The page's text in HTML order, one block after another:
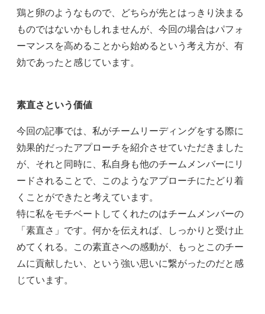
鶏と卵のようなもので、どちらが先とはっきり決まる
ものではないかもしれませんが、今回の場合はパフォ
ーマンスを高めることから始めるという考え方が、有
効であったと感じています。
素直さという価値
今回の記事では、私がチームリーディングをする際に
効果的だったアプローチを紹介させていただきました
が、それと同時に、私自身も他のチームメンバーにリ
ードされることで、このようなアプローチにたどり着
くことができたと考えています。
特に私をモチベートしてくれたのはチームメンバーの
「素直さ」です。何かを伝えれば、しっかりと受け止
めてくれる。この素直さへの感動が、もっとこのチー
ムに貢献したい、という強い思いに繋がったのだと感
じています。